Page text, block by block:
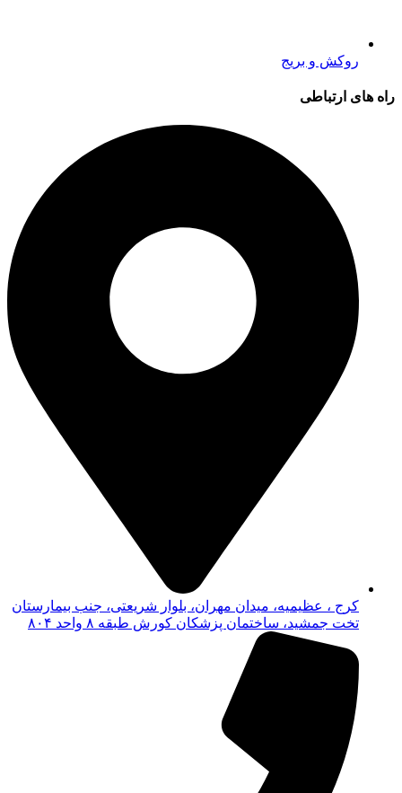
روکش و بریج
راه های ارتباطی
کرج ، عظیمیه، میدان مهران، بلوار شریعتی، جنب بیمارستان
تخت جمشید، ساختمان پزشکان کورش طبقه ۸ واحد ۸۰۴